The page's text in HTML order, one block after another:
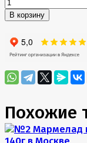
В корзину
Похожие